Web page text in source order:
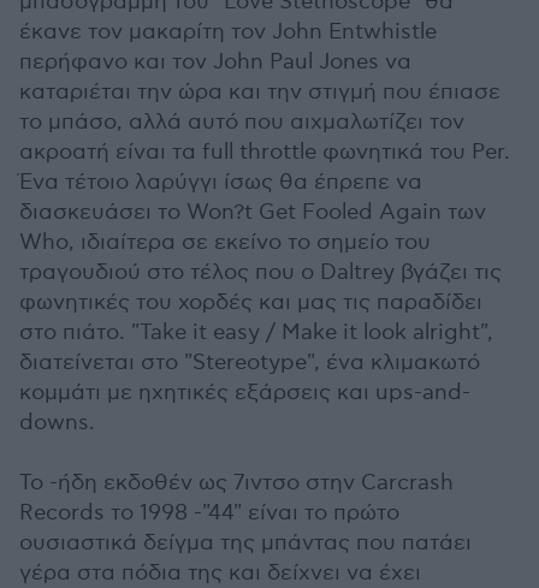
έκανε τον μακαρίτη τον John Entwhistle
περήφανο και τον John Paul Jones να
καταριέται την ώρα και την στιγμή που έπιασε
το μπάσο, αλλά αυτό που αιχμαλωτίζει τον
ακροατή είναι τα full throttle φωνητικά του Per.
Ένα τέτοιο λαρύγγι ίσως θα έπρεπε να
διασκευάσει το Won?t Get Fooled Again των
Who, ιδιαίτερα σε εκείνο το σημείο του
τραγουδιού στο τέλος που ο Daltrey βγάζει τις
φωνητικές του χορδές και μας τις παραδίδει
στο πιάτο. "Take it easy / Make it look alright",
διατείνεται στο "Stereotype", ένα κλιμακωτό
κομμάτι με ηχητικές εξάρσεις και ups-and-
downs.
To -ήδη εκδοθέν ως 7ιντσο στην Carcrash
Records το 1998 -"44" είναι το πρώτο
ουσιαστικά δείγμα της μπάντας που πατάει
γέρα στα πόδια της και δείχνει να έχει